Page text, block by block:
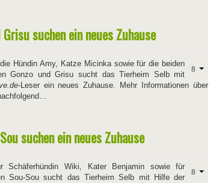
suchen ein neues Zuhause
Hündin Amy, Katze Micinka sowie für die beiden
Gonzo und Grisu sucht das Tierheim Selb mit
-Leser ein neues Zuhause. Mehr Informationen über
suchen ein neues Zuhause
Wiki, Kater Benjamin sowie für
Sou-Sou sucht das Tierheim Selb mit Hilfe der